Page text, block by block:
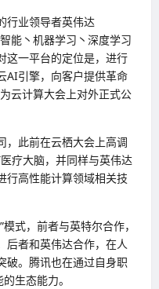
行业领导者英伟达
能丶机器学习丶深度学习
这一平台的定位是，进行
AI引擎，向客户提供革命
云计算大会上对外正式公
，此前在云栖大会上高调
疗大脑，并同样与英伟达
行高性能计算领域相关技
式，前者与英特尔合作，
后者和英伟达合作，在人
破。腾讯也在通过自身职
生态能力。